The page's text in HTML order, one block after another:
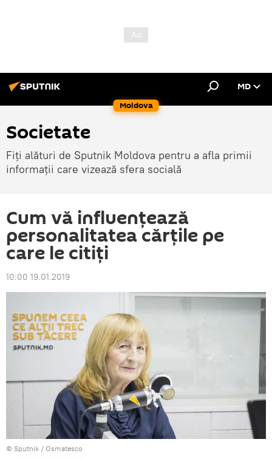
Moldova
MD
Societate
Fiți alături de Sputnik Moldova pentru a afla primii
informații care vizează sfera socială
Cum vă influențează
personalitatea cărțile pe
care le citiți
10:00 19.01.2019
© Sputnik / Osmatesco